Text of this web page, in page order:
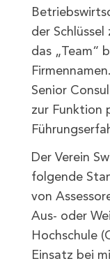
der
das „Team“
Senior
zur Funktion
Der Verein
folgende
von
Aus- oder
Hochschule
Einsatz bei